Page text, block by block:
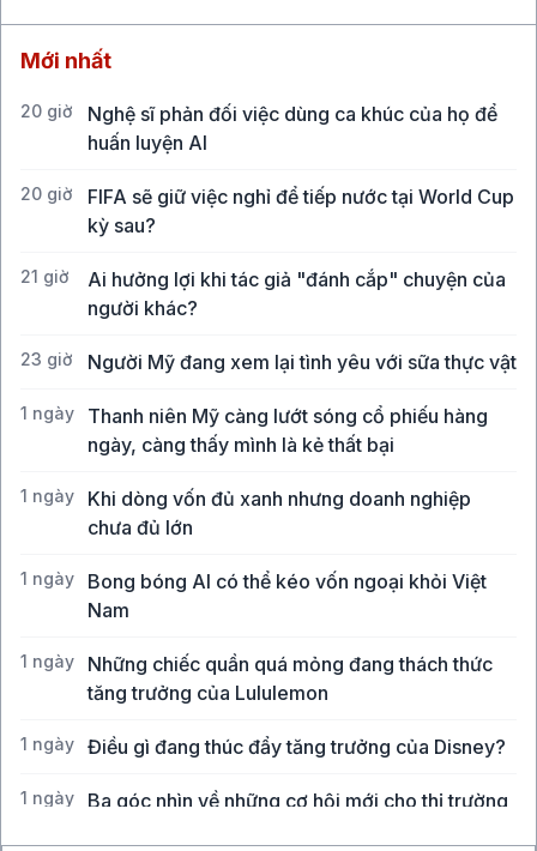
Mới nhất
20 giờ
Nghệ sĩ phản đối việc dùng ca khúc của họ để
huấn luyện AI
20 giờ
FIFA sẽ giữ việc nghỉ để tiếp nước tại World Cup
kỳ sau?
21 giờ
Ai hưởng lợi khi tác giả "đánh cắp" chuyện của
người khác?
23 giờ Người Mỹ đang xem lại tình yêu với sữa thực vật
1 ngày
Thanh niên Mỹ càng lướt sóng cổ phiếu hàng
ngày, càng thấy mình là kẻ thất bại
1 ngày
Khi dòng vốn đủ xanh nhưng doanh nghiệp
chưa đủ lớn
1 ngày
Bong bóng AI có thể kéo vốn ngoại khỏi Việt
Nam
1 ngày
Những chiếc quần quá mỏng đang thách thức
tăng trưởng của Lululemon
1 ngày Điều gì đang thúc đẩy tăng trưởng của Disney?
1 ngày
Ba góc nhìn về những cơ hội mới cho thị trường